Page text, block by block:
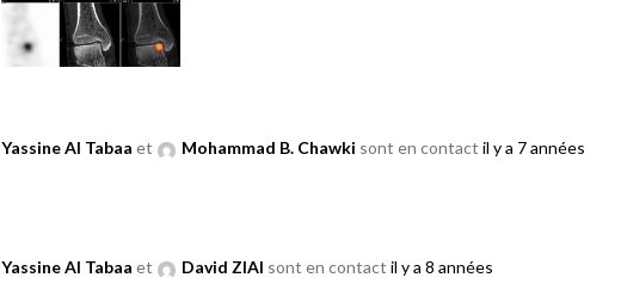
Yassine Al Tabaa et Mohammad B. Chawki sont en contact il y a 7 années
Yassine Al Tabaa et David ZIAI sont en contact il y a 8 années